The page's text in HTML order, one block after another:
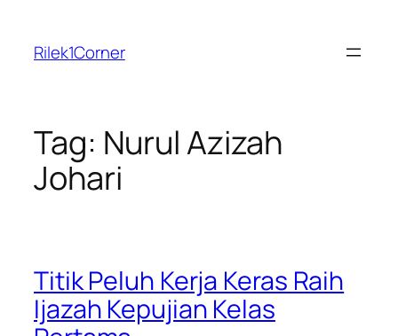
content
Rilek1Corner
Tag: Nurul Azizah
Johari
Titik Peluh Kerja Keras Raih
Ijazah Kepujian Kelas